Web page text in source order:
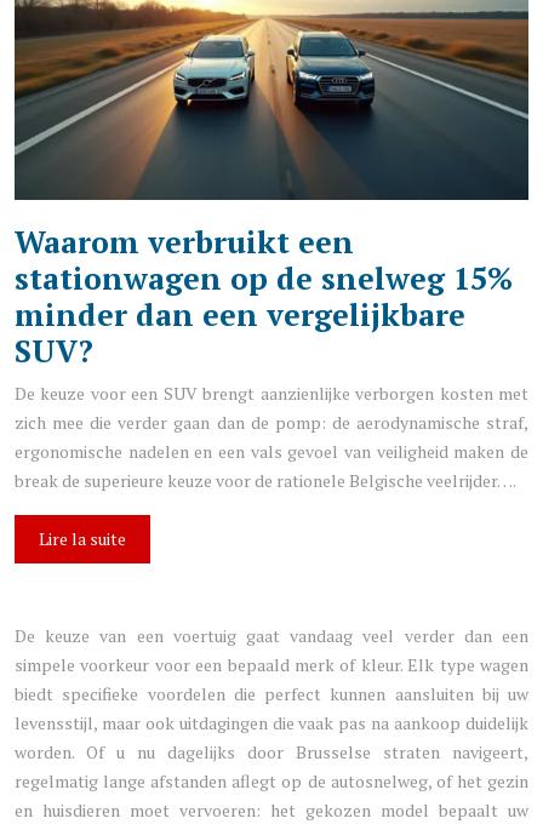
Waarom verbruikt een
stationwagen op de snelweg 15%
minder dan een vergelijkbare
SUV?
De keuze voor een SUV brengt aanzienlijke verborgen kosten met
zich mee die verder gaan dan de pomp: de aerodynamische straf,
ergonomische nadelen en een vals gevoel van veiligheid maken de
break de superieure keuze voor de rationele Belgische veelrijder….
Lire la suite
De keuze van een voertuig gaat vandaag veel verder dan een
simpele voorkeur voor een bepaald merk of kleur. Elk type wagen
biedt specifieke voordelen die perfect kunnen aansluiten bij uw
levensstijl, maar ook uitdagingen die vaak pas na aankoop duidelijk
worden. Of u nu dagelijks door Brusselse straten navigeert,
regelmatig lange afstanden aflegt op de autosnelweg, of het gezin
en huisdieren moet vervoeren: het gekozen model bepaalt uw